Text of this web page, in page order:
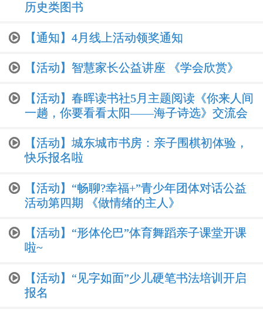
历史类图书
【通知】4月线上活动领奖通知
【活动】智慧家长公益讲座 《学会欣赏》
【活动】春晖读书社5月主题阅读《你来人间
一趟，你要看看太阳——海子诗选》交流会
【活动】城东城市书房：亲子围棋初体验，
快乐报名啦
【活动】“畅聊?幸福+”青少年团体对话公益
活动第四期 《做情绪的主人》
【活动】“形体伦巴”体育舞蹈亲子课堂开课
啦~
【活动】“见字如面”少儿硬笔书法培训开启
报名